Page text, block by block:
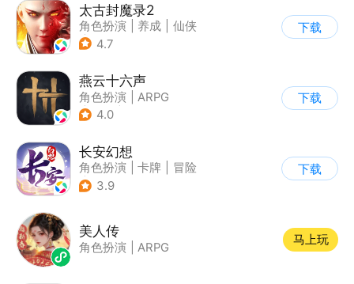
太古封魔录2
角色扮演 养成
仙侠
| 自由交易
4.7
下载
燕云十六声
角色扮演
ARPG
| 武侠
4.0
下载
长安幻想
角色扮演 卡牌
冒险
| 宠物
3.9
下载
美人传
角色扮演 ARPG
马上玩